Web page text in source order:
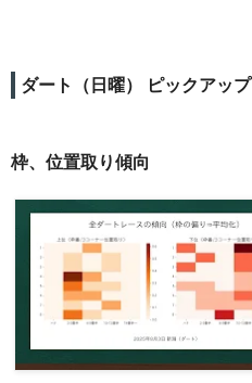
ダート（日曜） ピックアップ
枠、位置取り傾向